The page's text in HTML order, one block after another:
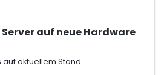
auf neue Hardware
auf aktuellem Stand.